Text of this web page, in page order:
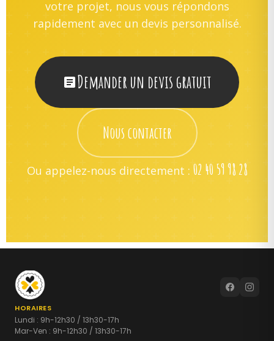
votre projet, nous vous répondons
rapidement avec un devis personnalisé.
Demander un devis gratuit
Nous contacter
Ou appelez-nous directement : 02 40 59 98 28
HORAIRES
Lundi : 9h-12h30 / 13h30-17h
Mar-Ven : 9h-12h30 / 13h30-17h